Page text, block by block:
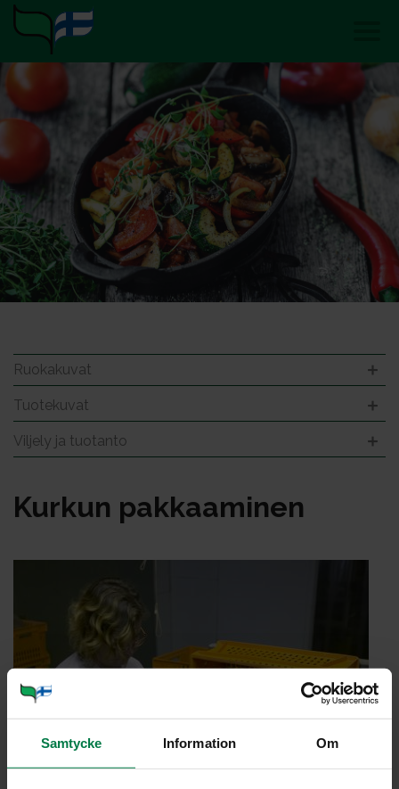
Samtycke Information Om
Ruokakuvat
Tuotekuvat
Viljely ja tuotanto
Kur­kun pak­kaa­mi­nen